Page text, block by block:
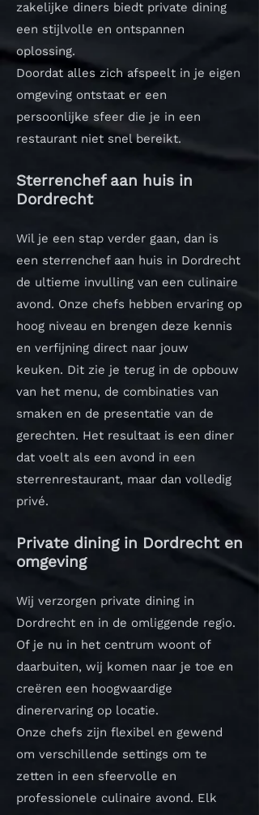
zakelijke diners biedt private dining
een stijlvolle en ontspannen
oplossing.
Doordat alles zich afspeelt in je eigen
omgeving ontstaat er een
persoonlijke sfeer die je in een
restaurant niet snel bereikt.
Sterrenchef aan huis in
Dordrecht
Wil je een stap verder gaan, dan is
een sterrenchef aan huis in Dordrecht
de ultieme invulling van een culinaire
avond. Onze chefs hebben ervaring op
hoog niveau en brengen deze kennis
en verfijning direct naar jouw
keuken. Dit zie je terug in de opbouw
van het menu, de combinaties van
smaken en de presentatie van de
gerechten. Het resultaat is een diner
dat voelt als een avond in een
sterrenrestaurant, maar dan volledig
privé.
Private dining in Dordrecht en
omgeving
Wij verzorgen private dining in
Dordrecht en in de omliggende regio.
Of je nu in het centrum woont of
daarbuiten, wij komen naar je toe en
creëren een hoogwaardige
dinerervaring op locatie.
Onze chefs zijn flexibel en gewend
om verschillende settings om te
zetten in een sfeervolle en
professionele culinaire avond. Elk